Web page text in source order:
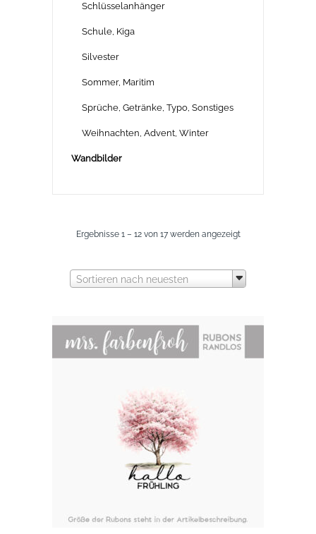
Schlüsselanhänger
Schule, Kiga
Silvester
Sommer, Maritim
Sprüche, Getränke, Typo, Sonstiges
Weihnachten, Advent, Winter
Wandbilder
Ergebnisse 1 – 12 von 17 werden angezeigtNach
sortiert
Sortieren nach neuesten